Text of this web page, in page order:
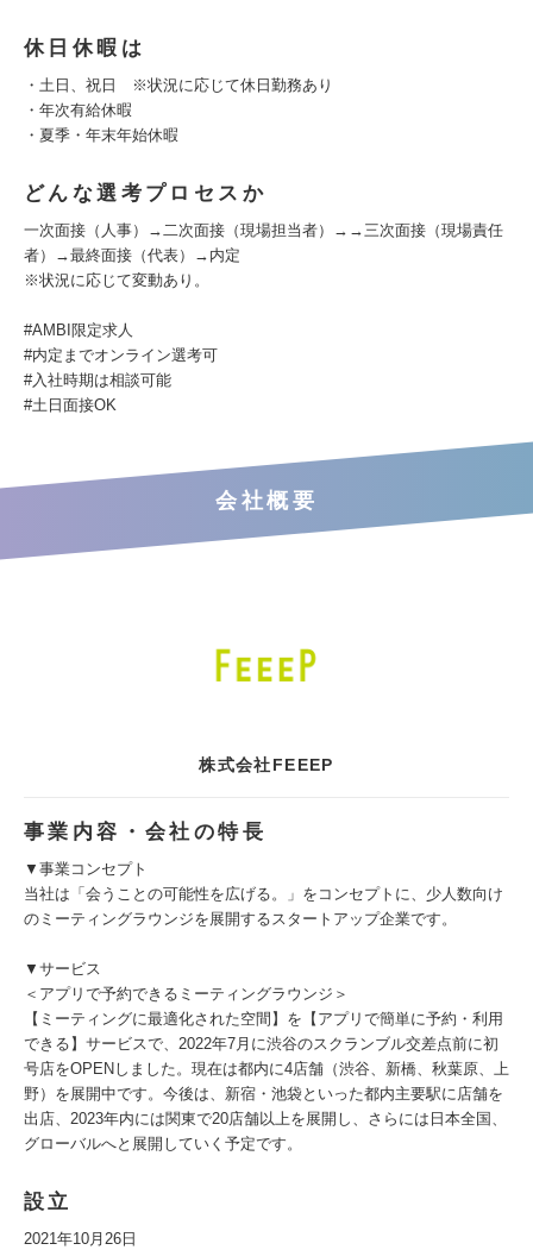
休日休暇は
・土日、祝日 ※状況に応じて休日勤務あり
・年次有給休暇
・夏季・年末年始休暇
どんな選考プロセスか
一次面接（人事）→二次面接（現場担当者）→→三次面接（現場責任
者）→最終面接（代表）→内定
※状況に応じて変動あり。
#AMBI限定求人
#内定までオンライン選考可
#入社時期は相談可能
#土日面接OK
会社概要
株式会社FEEEP
事業内容・会社の特長
▼事業コンセプト
当社は「会うことの可能性を広げる。」をコンセプトに、少人数向け
のミーティングラウンジを展開するスタートアップ企業です。
▼サービス
＜アプリで予約できるミーティングラウンジ＞
【ミーティングに最適化された空間】を【アプリで簡単に予約・利用
できる】サービスで、2022年7月に渋谷のスクランブル交差点前に初
号店をOPENしました。現在は都内に4店舗（渋谷、新橋、秋葉原、上
野）を展開中です。今後は、新宿・池袋といった都内主要駅に店舗を
出店、2023年内には関東で20店舗以上を展開し、さらには日本全国、
グローバルへと展開していく予定です。
設立
2021年10月26日